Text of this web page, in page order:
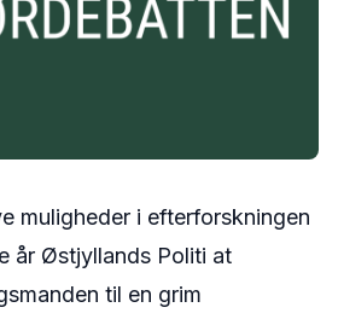
muligheder i efterforskningen
år Østjyllands Politi at
til en grim